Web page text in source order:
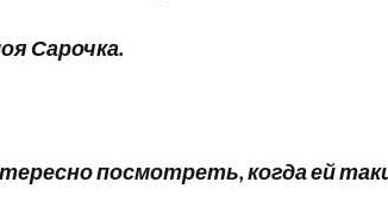
Сарочка.
посмотреть, когда ей